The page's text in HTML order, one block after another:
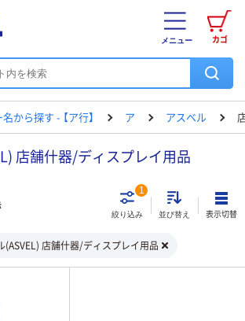
カゴ
メニュー
から探す - 【ア行】 ア アスベル
店舗什器/ディスプレイ用品
絞り込み
1
並び替え 表示切替
(ASVEL) 店舗什器/ディスプレイ用品